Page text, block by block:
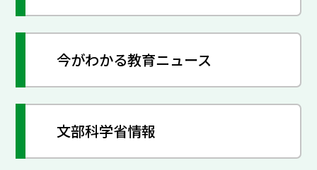
今がわかる教育ニュース
文部科学省情報